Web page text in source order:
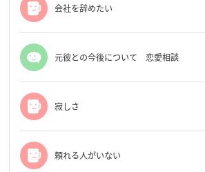
会社を辞めたい
元彼との今後について 恋愛相談
寂しさ
頼れる人がいない